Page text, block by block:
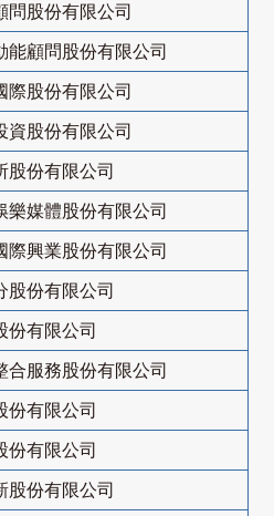
問股份有限公司
能顧問股份有限公司
際股份有限公司
資股份有限公司
股份有限公司
樂媒體股份有限公司
際興業股份有限公司
股份有限公司
份有限公司
合服務股份有限公司
份有限公司
份有限公司
股份有限公司